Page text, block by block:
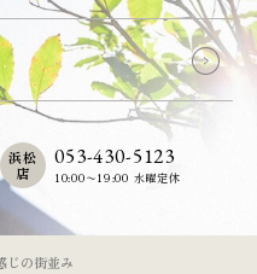
053-430-5123
10:00〜19:00 水曜定休
浜松
店
じの街並み